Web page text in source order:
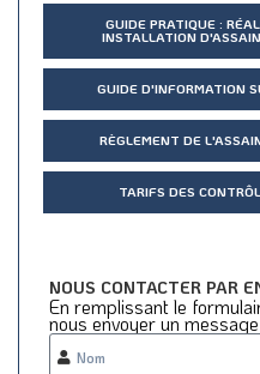
GUIDE PRATIQUE :
INSTALLATION
GUIDE D'INFORMATION
RÈGLEMENT DE
TARIFS DES
NOUS CONTACTER PAR
En remplissant le
nous envoyer un